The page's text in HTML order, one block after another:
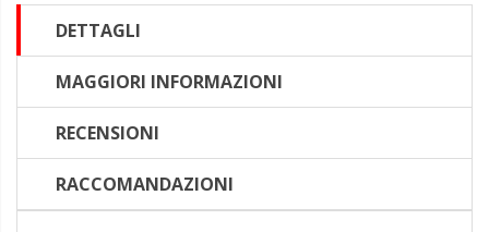
DETTAGLI
MAGGIORI INFORMAZIONI
RECENSIONI
RACCOMANDAZIONI